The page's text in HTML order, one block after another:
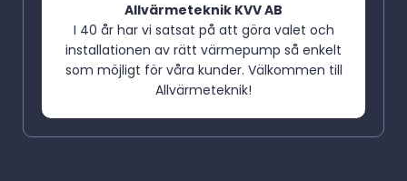
Allvärmeteknik KVV AB
I 40 år har vi satsat på att göra valet och
installationen av rätt värmepump så enkelt
som möjligt för våra kunder. Välkommen till
Allvärmeteknik!